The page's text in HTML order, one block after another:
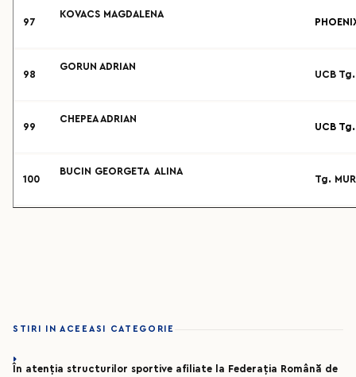
97
KOVACS MAGDALENA
98
GORUN ADRIAN
UCB
99
CHEPEA ADRIAN
UCB
100
BUCIN GEORGETA ALINA
Tg.
STIRI IN ACEEASI CATEGORIE
În atenția structurilor sportive afiliate la Federația Română de